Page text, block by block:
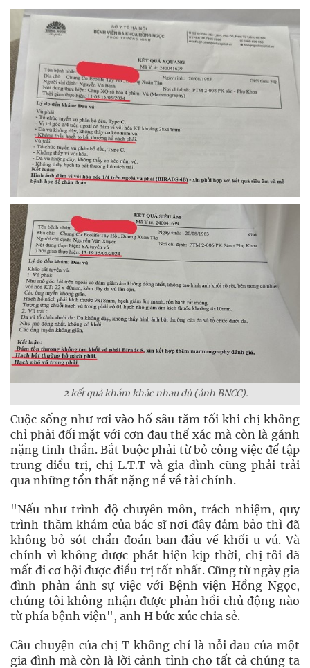
2 kết quả khám khác nhau dù (ảnh BNCC).
Cuộc sống như rơi vào hố sâu tăm tối khi chị không
chỉ phải đối mặt với cơn đau thể xác mà còn là gánh
nặng tinh thần. Bắt buộc phải từ bỏ công việc để tập
trung điều trị, chị L.T.T và gia đình cũng phải trải
qua những tổn thất nặng nề về tài chính.
"Nếu như trình độ chuyên môn, trách nhiệm, quy
trình thăm khám của bác sĩ nơi đây đảm bảo thì đã
không bỏ sót chẩn đoán ban đầu về khối u vú. Và
chính vì không được phát hiện kịp thời, chị tôi đã
mất đi cơ hội được điều trị tốt nhất. Cũng từ ngày gia
đình phản ánh sự việc với Bệnh viện Hồng Ngọc,
chúng tôi không nhận được phản hồi chủ động nào
từ phía bệnh viện", anh H bức xúc chia sẻ.
Câu chuyện của chị T không chỉ là nỗi đau của một
gia đình mà còn là lời cảnh tỉnh cho tất cả chúng ta